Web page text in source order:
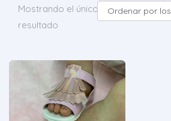
Mostrando el único
resultado